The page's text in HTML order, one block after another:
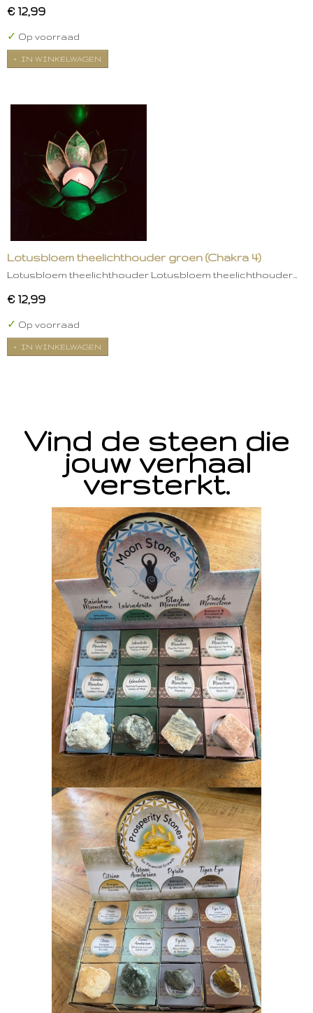
€ 12,99
✓ Op voorraad
IN WINKELWAGEN
Lotusbloem theelichthouder groen (Chakra 4)
Lotusbloem theelichthouder Lotusbloem theelichthouder…
€ 12,99
✓ Op voorraad
IN WINKELWAGEN
Vind de steen die
jouw verhaal
versterkt.